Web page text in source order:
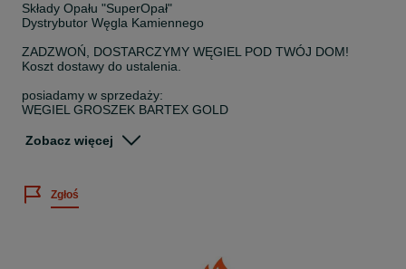
Składy Opału "SuperOpał"
Dystrybutor Węgla Kamiennego
ZADZWOŃ, DOSTARCZYMY WĘGIEL POD TWÓJ DOM!
Koszt dostawy do ustalenia.
posiadamy w sprzedaży:
WĘGIEL GROSZEK BARTEX GOLD
100% Węgiel Kamienny
Dostarczamy w okolice miejscowości:
* Bierutów Oleśnica Dziadowa Kłoda Twardogóra Syców Kobyla
Zobacz więcej
Zgłoś